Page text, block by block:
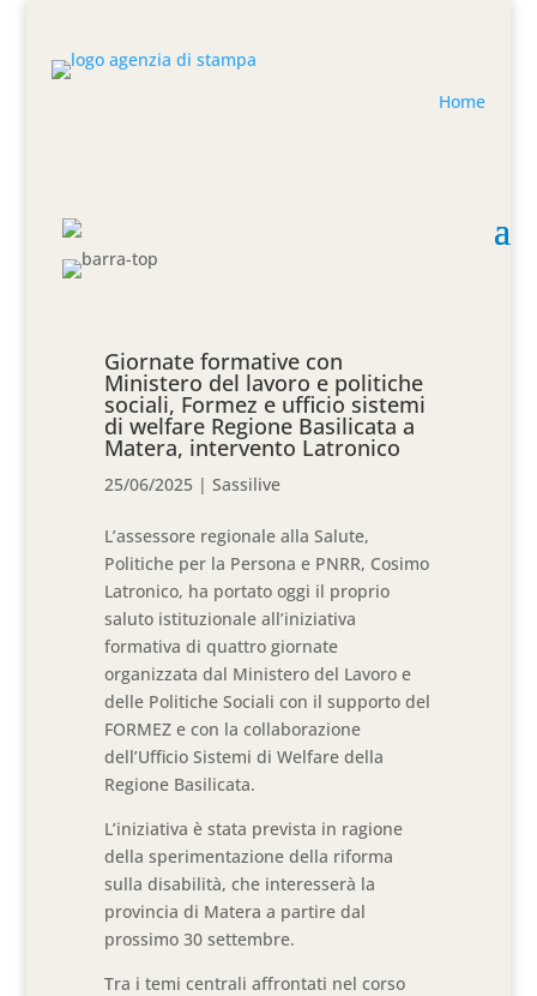
Home
Giornate formative con
Ministero del lavoro e politiche
sociali, Formez e ufficio sistemi
di welfare Regione Basilicata a
Matera, intervento Latronico
25/06/2025 |Sassilive
L’assessore regionale alla Salute,
Politiche per la Persona e PNRR, Cosimo
Latronico, ha portato oggi il proprio
saluto istituzionale all’iniziativa
formativa di quattro giornate
organizzata dal Ministero del Lavoro e
delle Politiche Sociali con il supporto del
FORMEZ e con la collaborazione
dell’Ufficio Sistemi di Welfare della
Regione Basilicata.
L’iniziativa è stata prevista in ragione
della sperimentazione della riforma
sulla disabilità, che interesserà la
provincia di Matera a partire dal
prossimo 30 settembre.
Tra i temi centrali affrontati nel corso